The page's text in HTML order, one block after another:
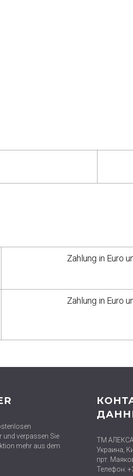
Zahlung in Euro
Zahlung in Euro
und verpassen Sie
mehr aus dem
ТМ
Украина,
прт.
Телефон: